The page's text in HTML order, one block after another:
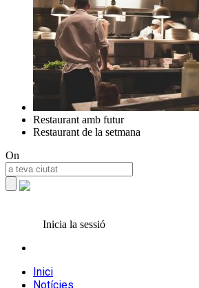
Restaurant amb futur
Restaurant de la setmana
On
Inicia la sessió
Inici
Notícies